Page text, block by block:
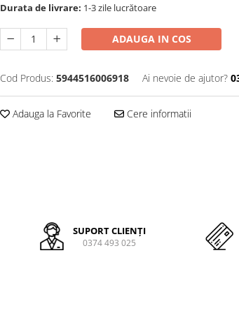
Durata de livrare: 1-3 zile lucrătoare
ADAUGA IN COS
Cod Produs: 5944516006918 Ai nevoie de ajutor?
Adauga la Favorite Cere informatii
SUPORT CLIENȚI
0374 493 025